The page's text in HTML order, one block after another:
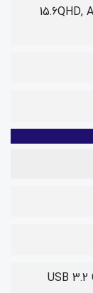
15.6QHD,
USB 3.2